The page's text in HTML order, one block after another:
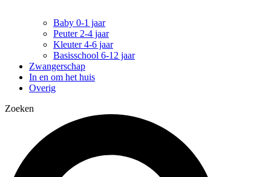
Baby 0-1 jaar
Peuter 2-4 jaar
Kleuter 4-6 jaar
Basisschool 6-12 jaar
Zwangerschap
In en om het huis
Overig
Zoeken